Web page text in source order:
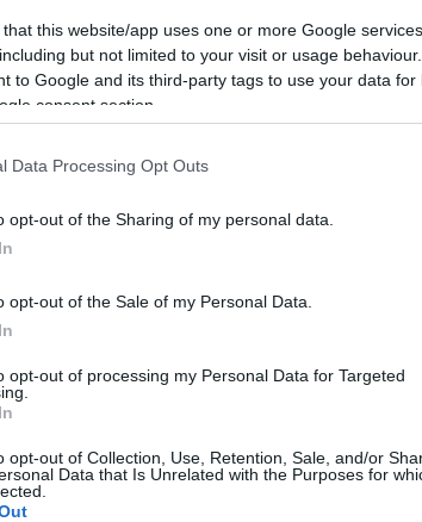
that this website/app uses one or more Google
but not limited to your visit or usage
to Google and its third-party tags to use your data
consent section.
Data Processing Opt Outs
opt-out of the Sharing of my personal data.
opt-out of the Sale of my Personal Data.
opt-out of processing my Personal Data for Targeted
opt-out of Collection, Use, Retention, Sale, and/or
Data that Is Unrelated with the Purposes for
pace, gemellaggi e cooperazione
sostenere progetti umanitari in
si svolgerà presso il cinema
di musica e testimonianze.